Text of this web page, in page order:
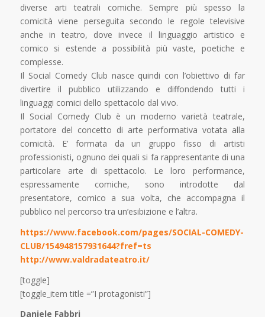
diverse arti teatrali comiche. Sempre più spesso la
comicità viene perseguita secondo le regole televisive
anche in teatro, dove invece il linguaggio artistico e
comico si estende a possibilità più vaste, poetiche e
complesse.
Il Social Comedy Club nasce quindi con l’obiettivo di far
divertire il pubblico utilizzando e diffondendo tutti i
linguaggi comici dello spettacolo dal vivo.
Il Social Comedy Club è un moderno varietà teatrale,
portatore del concetto di arte performativa votata alla
comicità. E’ formata da un gruppo fisso di artisti
professionisti, ognuno dei quali si fa rappresentante di una
particolare arte di spettacolo. Le loro performance,
espressamente comiche, sono introdotte dal
presentatore, comico a sua volta, che accompagna il
pubblico nel percorso tra un’esibizione e l’altra.
https://www.facebook.com/pages/SOCIAL-COMEDY-
CLUB/154948157931644?fref=ts
http://www.valdradateatro.it/
[toggle]
[toggle_item title =”I protagonisti”]
Daniele Fabbri